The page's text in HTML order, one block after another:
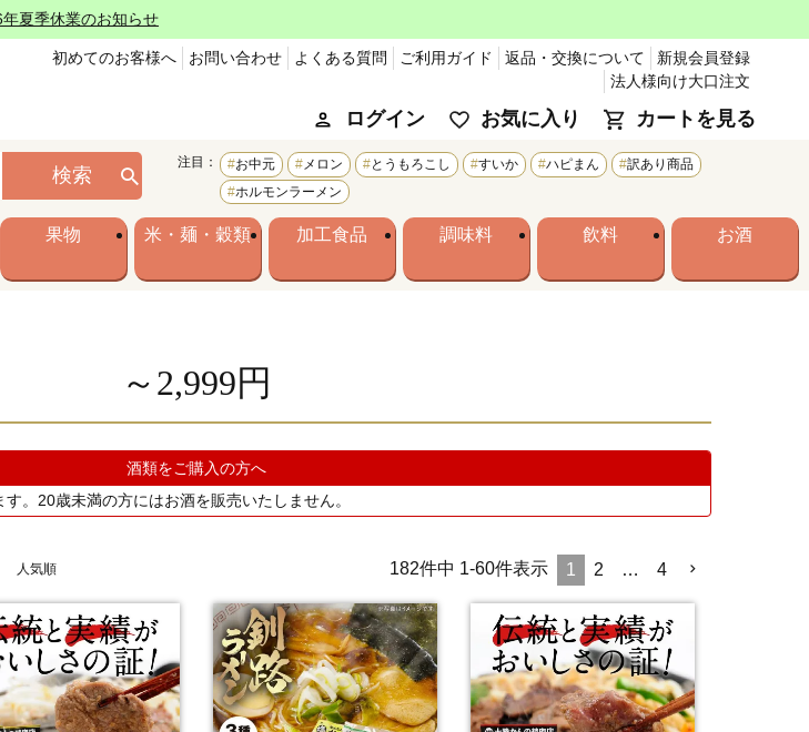
年夏季休業のお知らせ
初めてのお客様へ お問い合わせ よくある質問 ご利用ガイド 返品・交換について
新規会員登録
法人様向け大口注文
ログイン お気に入り カートを見る
検索
注目： お中元 メロン とうもろこし すいか ハピまん
訳あり商品
ホルモンラーメン
果物 米・麺・穀類 加工食品 調味料 飲料 お酒
～2,999円
酒類をご購入の方へ
。20歳未満の方にはお酒を販売いたしません。
人気順 182件中 1-60件表示 1 2 … 4